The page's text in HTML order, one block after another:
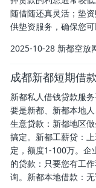
随借随还真灵活；垫
供垫资服务，确保您
2025-10-28 新都空放
成都新都短期借
新都私人借钱贷款服
要是新都、新都本地
生意贷款：新都地区
搞定。新都工薪贷：
定，额度1-100万。企
的贷款：只要您有工
询。新都本地借款：